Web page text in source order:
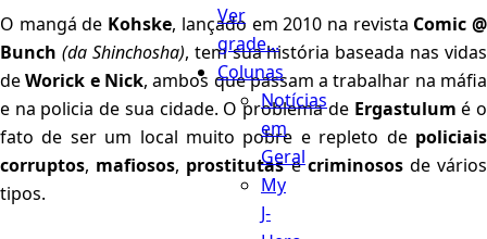
Ver
grade...
Colunas
Notícias
em
Geral
My
J-
O mangá de Kohske, lançado em 2010 na revista Comic @
Bunch (da Shinchosha), tem sua história baseada nas vidas
deWorick e Nick, ambos que passam a trabalhar na máfia
e na policia de sua cidade. O problema de Ergastulum é o
fato de ser um local muito pobre e repleto de policiais
corruptos, mafiosos, prostitutasecriminososde vários
tipos.